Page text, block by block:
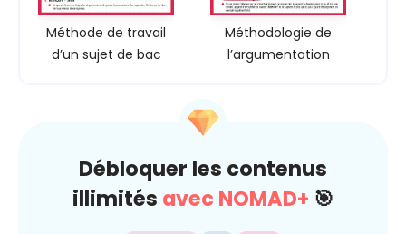
Méthode de travail
d’un sujet de bac
Méthodologie de
l’argumentation
Débloquer les contenus
illimités avec NOMAD+ 🎯